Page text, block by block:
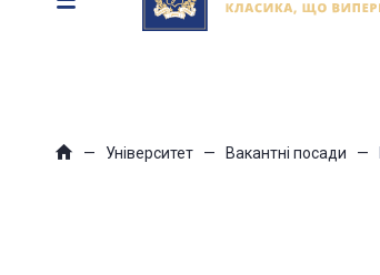
Університет Вакантні посади